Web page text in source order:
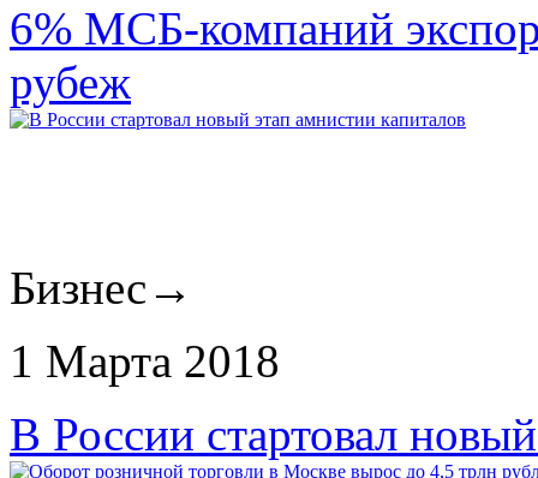
6% МСБ-компаний
рубеж
Бизнес →
1 Марта 2018
В России стартовал